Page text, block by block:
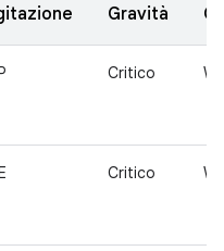
Gravità
Critico
Critico